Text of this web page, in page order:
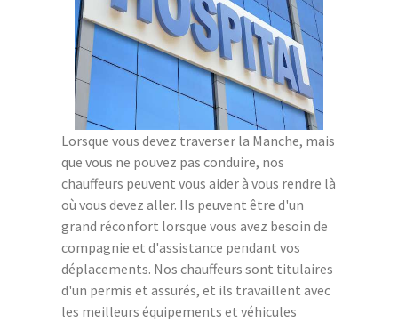
Lorsque vous devez traverser la Manche, mais
que vous ne pouvez pas conduire, nos
chauffeurs peuvent vous aider à vous rendre là
où vous devez aller. Ils peuvent être d'un
grand réconfort lorsque vous avez besoin de
compagnie et d'assistance pendant vos
déplacements. Nos chauffeurs sont titulaires
d'un permis et assurés, et ils travaillent avec
les meilleurs équipements et véhicules